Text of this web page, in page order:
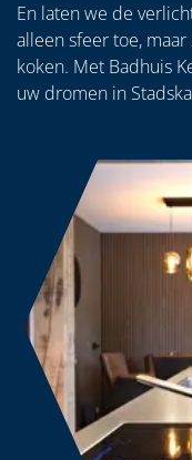
En laten we de
alleen sfeer toe,
koken. Met Badhuis
uw dromen in